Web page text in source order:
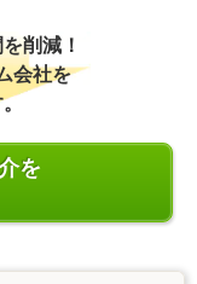
削減！
会社を
を